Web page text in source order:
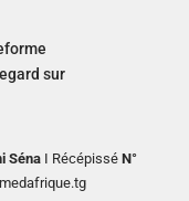
sur
SénaI RécépisséN°